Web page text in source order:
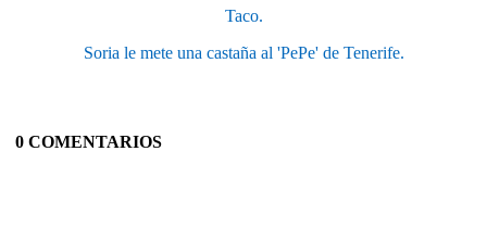
Taco.
Soria le mete una castaña al 'PePe' de Tenerife.
0 COMENTARIOS